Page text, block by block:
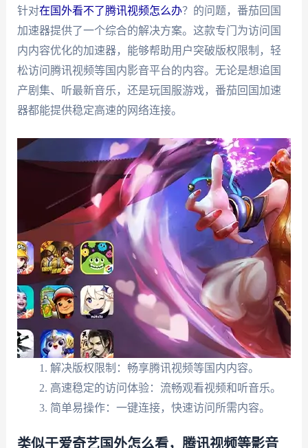
针对在国外看不了腾讯视频怎么办？的问题，番茄回国
加速器提供了一个综合的解决方案。这款专门为访问国
内内容优化的加速器，能够帮助用户突破版权限制，轻
松访问腾讯视频等国内影音平台的内容。无论是想追国
产剧集、听最新音乐，还是玩国服游戏，番茄回国加速
器都能提供稳定高速的网络连接。
解决版权限制：畅享腾讯视频等国内内容。
高速稳定的访问体验：流畅观看视频和听音乐。
简单易操作：一键连接，快速访问所需内容。
类似于爱奇艺国外怎么看，腾讯视频等影音